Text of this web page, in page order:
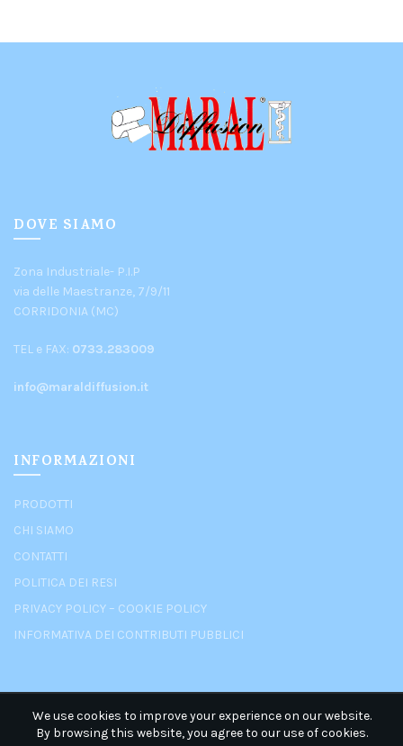
DOVE SIAMO
Zona Industriale- P.I.P
via delle Maestranze, 7/9/11
CORRIDONIA (MC)
TEL e FAX: 0733.283009
info@maraldiffusion.it
INFORMAZIONI
PRODOTTI
CHI SIAMO
CONTATTI
POLITICA DEI RESI
PRIVACY POLICY – COOKIE POLICY
INFORMATIVA DEI CONTRIBUTI PUBBLICI
We use cookies to improve your experience on our website.
By browsing this website, you agree to our use of cookies.